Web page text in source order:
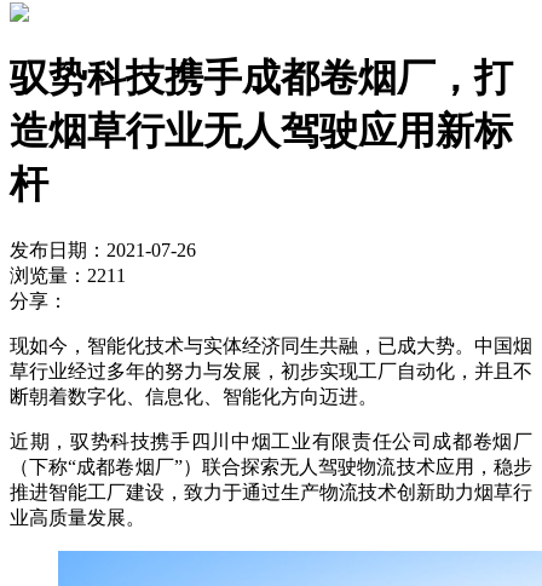
驭势科技携手成都卷烟厂，打
造烟草行业无人驾驶应用新标
杆
发布日期：2021-07-26
浏览量：2211
分享：
现如今，智能化技术与实体经济同生共融，已成大势。中国烟
草行业经过多年的努力与发展，初步实现工厂自动化，并且不
断朝着数字化、信息化、智能化方向迈进。
近期，驭势科技携手四川中烟工业有限责任公司成都卷烟厂
（下称“成都卷烟厂”）联合探索无人驾驶物流技术应用，稳步
推进智能工厂建设，致力于通过生产物流技术创新助力烟草行
业高质量发展。